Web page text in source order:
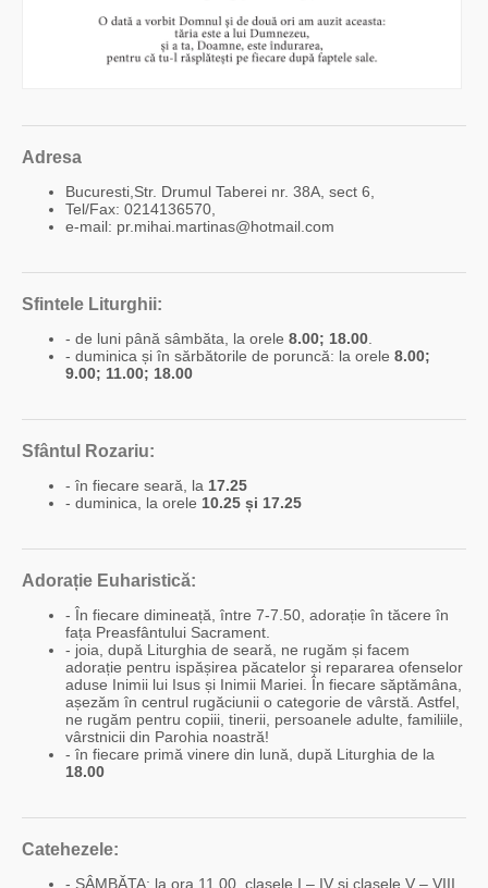
Adresa
Bucuresti,Str. Drumul Taberei nr. 38A, sect 6,
Tel/Fax: 0214136570,
e-mail: pr.mihai.martinas@hotmail.com
Sfintele Liturghii:
- de luni până sâmbăta, la orele 8.00; 18.00.
- duminica și în sărbătorile de poruncă: la orele 8.00;
9.00; 11.00; 18.00
Sfântul Rozariu:
- în fiecare seară, la 17.25
- duminica, la orele 10.25 și 17.25
Adorație Euharistică:
- În fiecare dimineață, între 7-7.50, adorație în tăcere în
fața Preasfântului Sacrament.
- joia, după Liturghia de seară, ne rugăm și facem
adorație pentru ispășirea păcatelor și repararea ofenselor
aduse Inimii lui Isus și Inimii Mariei. În fiecare săptămâna,
așezăm în centrul rugăciunii o categorie de vârstă. Astfel,
ne rugăm pentru copiii, tinerii, persoanele adulte, familiile,
vârstnicii din Parohia noastră!
- în fiecare primă vinere din lună, după Liturghia de la
18.00
Catehezele:
- SÂMBĂTA: la ora 11.00, clasele I – IV și clasele V – VIII.